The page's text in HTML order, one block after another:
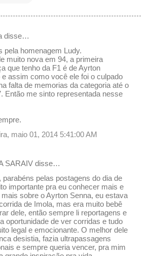
disse…
pela homenagem Ludy.
muito nova em 94, a primeira
que tenho da F1 é de Ayrton
e assim como você ele foi o culpado
falta de memorias da categoria até o
Então me sinto representada nesse
maio 01, 2014 5:41:00 AM
SARAIV disse…
parabéns pelas postagens do dia de
importante pra eu conhecer mais e
sobre o Ayrton Senna, eu estava
de Imola, mas era muito bebê
dele, então sempre li reportagens e
oportunidade de ver corridas e tudo
legal e emocionante. O melhor dele
desistia, fazia ultrapassagens
e sempre queria vencer, pra mim